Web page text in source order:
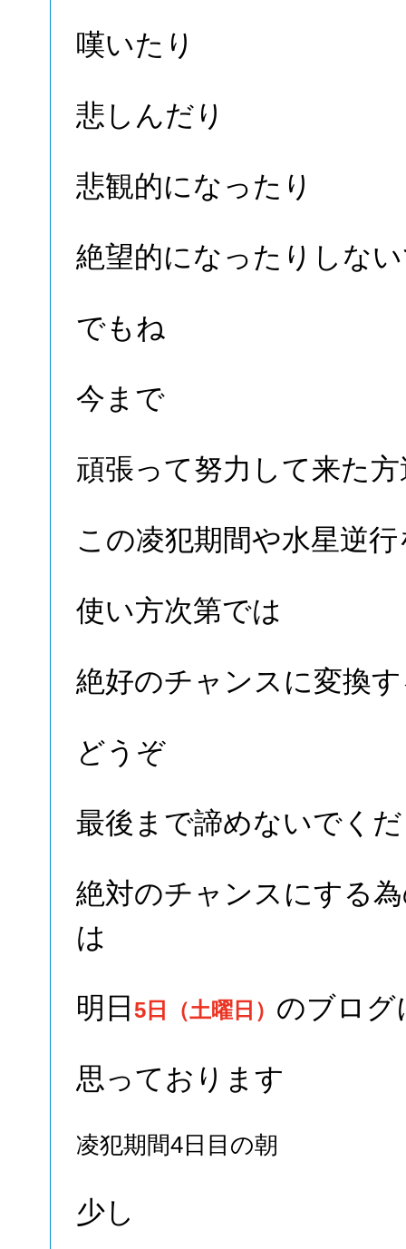
嘆いたり
悲しんだり
悲観的になったり
絶望的になったりしな
でもね
今まで
頑張って努力して来た
この凌犯期間や水星逆行
使い方次第では
絶好のチャンスに変換
どうぞ
最後まで諦めないでく
絶対のチャンスにする
は
明日 5日（土曜日） のブログ
思っております
凌犯期間4日目の朝
少し